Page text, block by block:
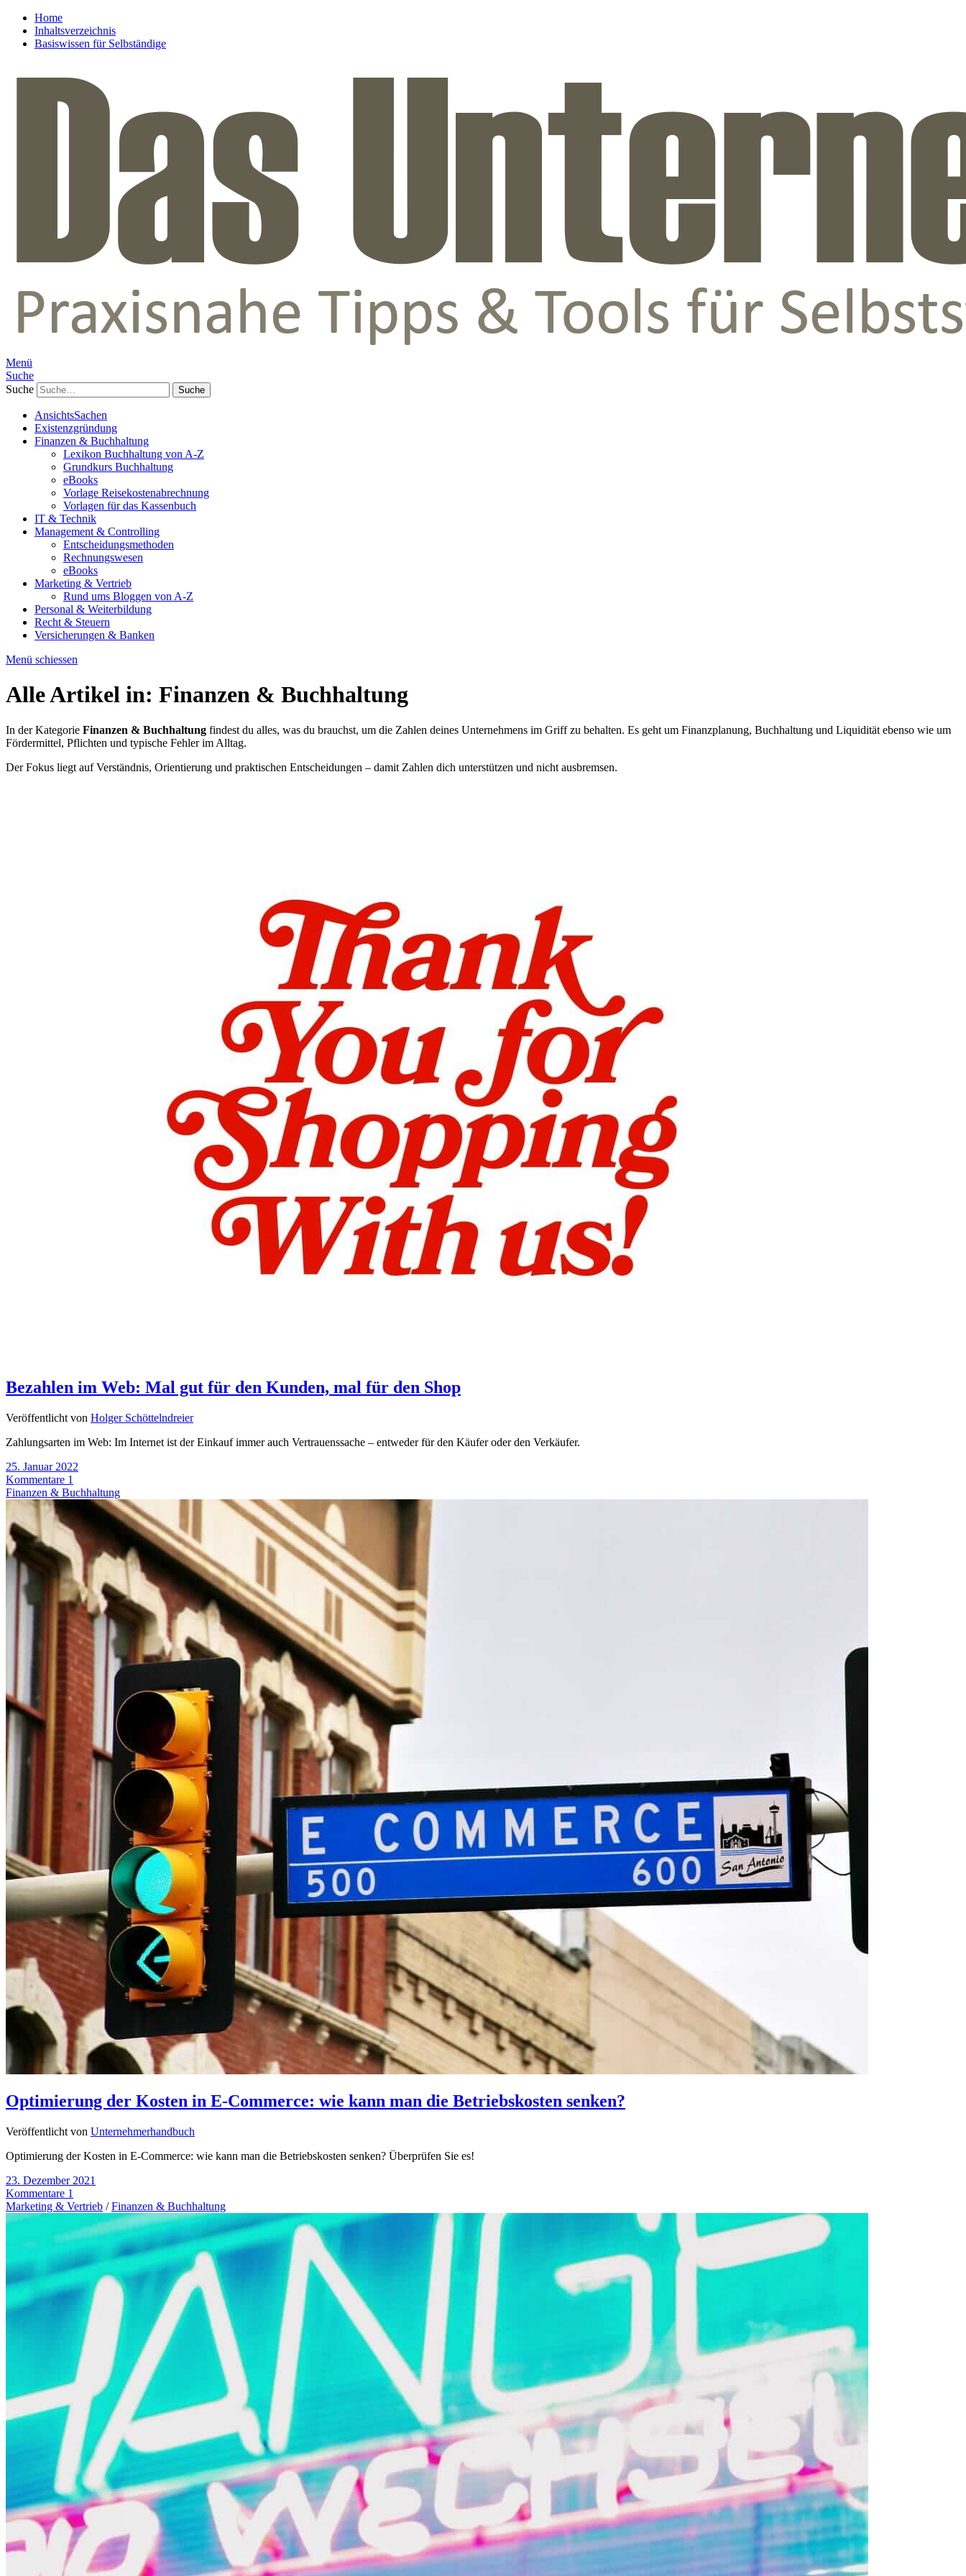
Home
Inhaltsverzeichnis
Basiswissen für Selbständige
Menü
Suche
Suche
AnsichtsSachen
Existenzgründung
Finanzen & Buchhaltung
Lexikon Buchhaltung von A-Z
Grundkurs Buchhaltung
eBooks
Vorlage Reisekostenabrechnung
Vorlagen für das Kassenbuch
IT & Technik
Management & Controlling
Entscheidungsmethoden
Rechnungswesen
eBooks
Marketing & Vertrieb
Rund ums Bloggen von A-Z
Personal & Weiterbildung
Recht & Steuern
Versicherungen & Banken
Menü schiessen
Alle Artikel in: Finanzen & Buchhaltung
In der Kategorie Finanzen & Buchhaltung findest du alles, was du brauchst, um die Zahlen deines Unternehmens im Griff zu behalten. Es geht um Finanzplanung, Buchhaltung und Liquidität ebenso wie um
Fördermittel, Pflichten und typische Fehler im Alltag.
Der Fokus liegt auf Verständnis, Orientierung und praktischen Entscheidungen – damit Zahlen dich unterstützen und nicht ausbremsen.
Bezahlen im Web: Mal gut für den Kunden, mal für den Shop
Veröffentlicht von Holger Schöttelndreier
Zahlungsarten im Web: Im Internet ist der Einkauf immer auch Vertrauenssache – entweder für den Käufer oder den Verkäufer.
25. Januar 2022
Kommentare 1
Finanzen & Buchhaltung
Optimierung der Kosten in E-Commerce: wie kann man die Betriebskosten senken?
Veröffentlicht von Unternehmerhandbuch
Optimierung der Kosten in E-Commerce: wie kann man die Betriebskosten senken? Überprüfen Sie es!
23. Dezember 2021
Kommentare 1
Marketing & Vertrieb /Finanzen & Buchhaltung